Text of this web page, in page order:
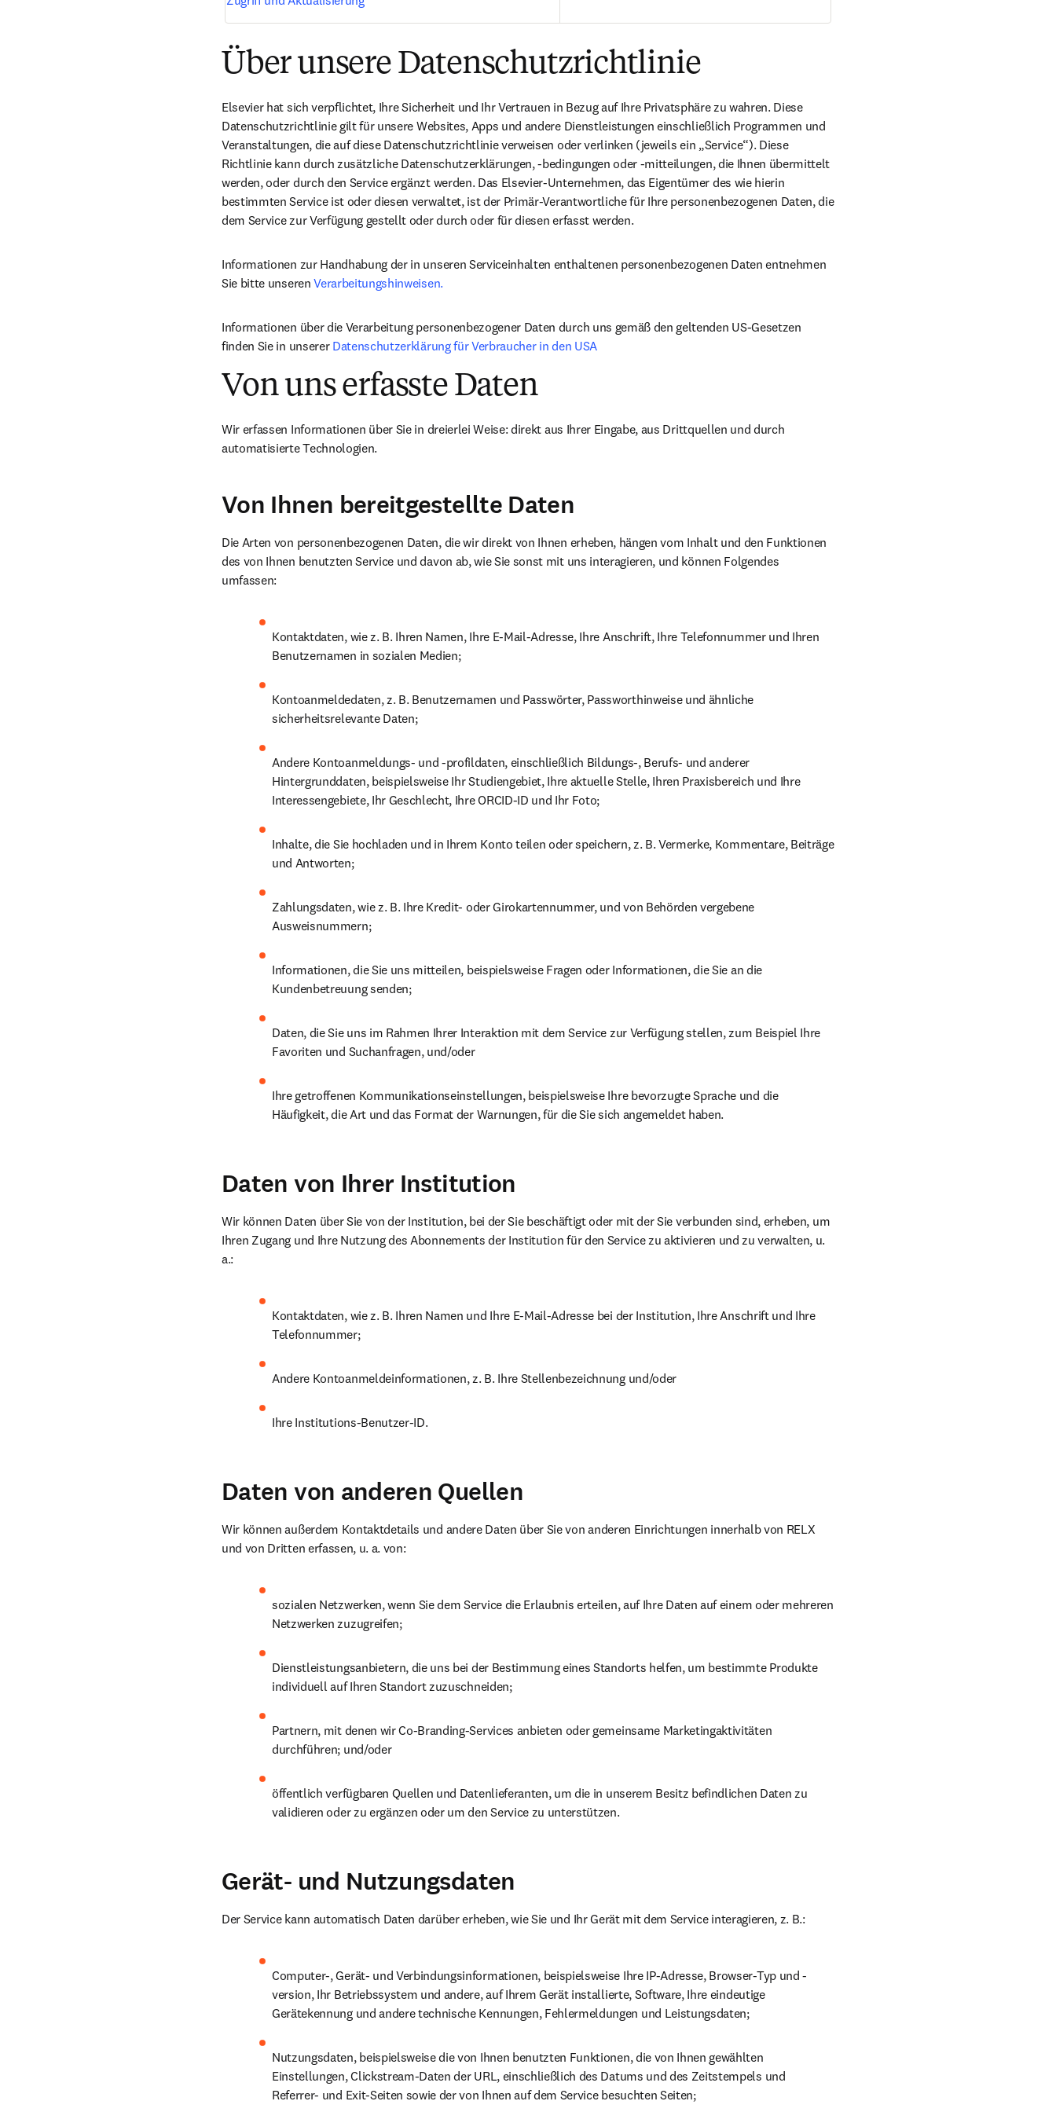
Über unsere Datenschutzrichtlinie
Elsevier hat sich verpflichtet, Ihre Sicherheit und Ihr Vertrauen in Bezug auf Ihre Privatsphäre zu wahren. Diese
Datenschutzrichtlinie gilt für unsere Websites, Apps und andere Dienstleistungen einschließlich Programmen und
Veranstaltungen, die auf diese Datenschutzrichtlinie verweisen oder verlinken (jeweils ein „Service“). Diese
Richtlinie kann durch zusätzliche Datenschutzerklärungen, -bedingungen oder -mitteilungen, die Ihnen übermittelt
werden, oder durch den Service ergänzt werden. Das Elsevier-Unternehmen, das Eigentümer des wie hierin
bestimmten Service ist oder diesen verwaltet, ist der Primär-Verantwortliche für Ihre personenbezogenen Daten, die
dem Service zur Verfügung gestellt oder durch oder für diesen erfasst werden.
Informationen zur Handhabung der in unseren Serviceinhalten enthaltenen personenbezogenen Daten entnehmen
Sie bitte unseren Verarbeitungshinweisen.
Informationen über die Verarbeitung personenbezogener Daten durch uns gemäß den geltenden US-Gesetzen
finden Sie in unserer Datenschutzerklärung für Verbraucher in den USA
Von uns erfasste Daten
Wir erfassen Informationen über Sie in dreierlei Weise: direkt aus Ihrer Eingabe, aus Drittquellen und durch
automatisierte Technologien.
Von Ihnen bereitgestellte Daten
Die Arten von personenbezogenen Daten, die wir direkt von Ihnen erheben, hängen vom Inhalt und den Funktionen
des von Ihnen benutzten Service und davon ab, wie Sie sonst mit uns interagieren, und können Folgendes
umfassen:
Kontaktdaten, wie z. B. Ihren Namen, Ihre E-Mail-Adresse, Ihre Anschrift, Ihre Telefonnummer und Ihren
Benutzernamen in sozialen Medien;
Kontoanmeldedaten, z. B. Benutzernamen und Passwörter, Passworthinweise und ähnliche
sicherheitsrelevante Daten;
Andere Kontoanmeldungs- und -profildaten, einschließlich Bildungs-, Berufs- und anderer
Hintergrunddaten, beispielsweise Ihr Studiengebiet, Ihre aktuelle Stelle, Ihren Praxisbereich und Ihre
Interessengebiete, Ihr Geschlecht, Ihre ORCID-ID und Ihr Foto;
Inhalte, die Sie hochladen und in Ihrem Konto teilen oder speichern, z. B. Vermerke, Kommentare, Beiträge
und Antworten;
Zahlungsdaten, wie z. B. Ihre Kredit- oder Girokartennummer, und von Behörden vergebene
Ausweisnummern;
Informationen, die Sie uns mitteilen, beispielsweise Fragen oder Informationen, die Sie an die
Kundenbetreuung senden;
Daten, die Sie uns im Rahmen Ihrer Interaktion mit dem Service zur Verfügung stellen, zum Beispiel Ihre
Favoriten und Suchanfragen, und/oder
Ihre getroffenen Kommunikationseinstellungen, beispielsweise Ihre bevorzugte Sprache und die
Häufigkeit, die Art und das Format der Warnungen, für die Sie sich angemeldet haben.
Daten von Ihrer Institution
Wir können Daten über Sie von der Institution, bei der Sie beschäftigt oder mit der Sie verbunden sind, erheben, um
Ihren Zugang und Ihre Nutzung des Abonnements der Institution für den Service zu aktivieren und zu verwalten, u.
a.:
Kontaktdaten, wie z. B. Ihren Namen und Ihre E-Mail-Adresse bei der Institution, Ihre Anschrift und Ihre
Telefonnummer;
Andere Kontoanmeldeinformationen, z. B. Ihre Stellenbezeichnung und/oder
Ihre Institutions-Benutzer-ID.
Daten von anderen Quellen
Wir können außerdem Kontaktdetails und andere Daten über Sie von anderen Einrichtungen innerhalb von RELX
und von Dritten erfassen, u. a. von:
sozialen Netzwerken, wenn Sie dem Service die Erlaubnis erteilen, auf Ihre Daten auf einem oder mehreren
Netzwerken zuzugreifen;
Dienstleistungsanbietern, die uns bei der Bestimmung eines Standorts helfen, um bestimmte Produkte
individuell auf Ihren Standort zuzuschneiden;
Partnern, mit denen wir Co-Branding-Services anbieten oder gemeinsame Marketingaktivitäten
durchführen; und/oder
öffentlich verfügbaren Quellen und Datenlieferanten, um die in unserem Besitz befindlichen Daten zu
validieren oder zu ergänzen oder um den Service zu unterstützen.
Gerät- und Nutzungsdaten
Der Service kann automatisch Daten darüber erheben, wie Sie und Ihr Gerät mit dem Service interagieren, z. B.:
Computer-, Gerät- und Verbindungsinformationen, beispielsweise Ihre IP-Adresse, Browser-Typ und -
version, Ihr Betriebssystem und andere, auf Ihrem Gerät installierte, Software, Ihre eindeutige
Gerätekennung und andere technische Kennungen, Fehlermeldungen und Leistungsdaten;
Nutzungsdaten, beispielsweise die von Ihnen benutzten Funktionen, die von Ihnen gewählten
Einstellungen, Clickstream-Daten der URL, einschließlich des Datums und des Zeitstempels und
Referrer- und Exit-Seiten sowie der von Ihnen auf dem Service besuchten Seiten;